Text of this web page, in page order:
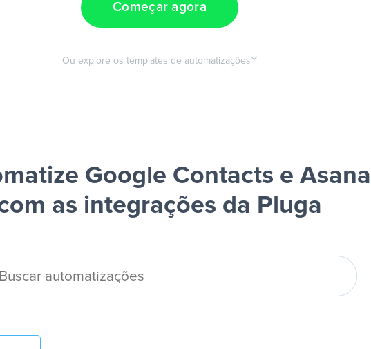
Começar agora
Ou explore os templates de automatizações
Google Contacts e Asana
as integrações da Pluga